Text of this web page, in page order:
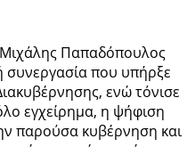
Παπαδόπουλος
συνεργασία που υπήρξε
ενώ τόνισε
εγχείρημα, η ψήφιση
παρούσα κυβέρνηση και